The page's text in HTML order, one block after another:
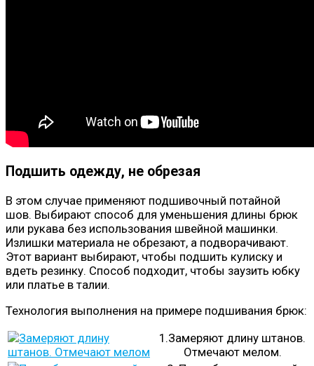
Подшить одежду, не обрезая
В этом случае применяют подшивочный потайной
шов. Выбирают способ для уменьшения длины брюк
или рукава без использования швейной машинки.
Излишки материала не обрезают, а подворачивают.
Этот вариант выбирают, чтобы подшить кулиску и
вдеть резинку. Способ подходит, чтобы заузить юбку
или платье в талии.
Технология выполнения на примере подшивания брюк:
1.Замеряют длину штанов.
Отмечают мелом.